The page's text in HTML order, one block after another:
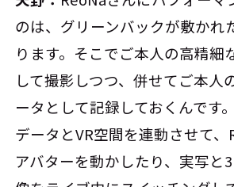
のは、グリーンバックが敷かれ
ります。そこでご本人の高精細
して撮影しつつ、併せてご本人
ータとして記録しておくんです
データとVR空間を連動させて
アバターを動かしたり、実写と